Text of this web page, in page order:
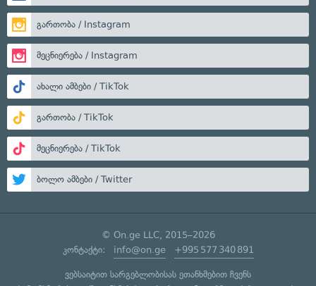
გართობა / Instagram
მეცნიერება / Instagram
ახალი ამბები / TikTok
გართობა / TikTok
მეცნიერება / TikTok
ბოლო ამბები / Twitter
© On.ge LLC, 2015–2026
კონტაქტი: info@on.ge +995 577 340 891
ვებსაიტით სარგებლობისას ეთანხმებით ჩვენს